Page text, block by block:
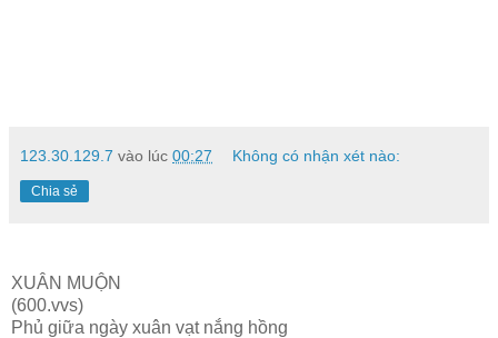
123.30.129.7 vào lúc 00:27 Không có nhận xét nào:
Chia sẻ
XUÂN MUỘN
(600.vvs)
Phủ giữa ngày xuân vạt nắng hồng